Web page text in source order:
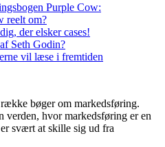
Purple Cow:
reelt om?
der elsker cases!
Seth Godin?
vil læse i fremtiden
bøger om markedsføring.
verden, hvor markedsføring er en
svært at skille sig ud fra